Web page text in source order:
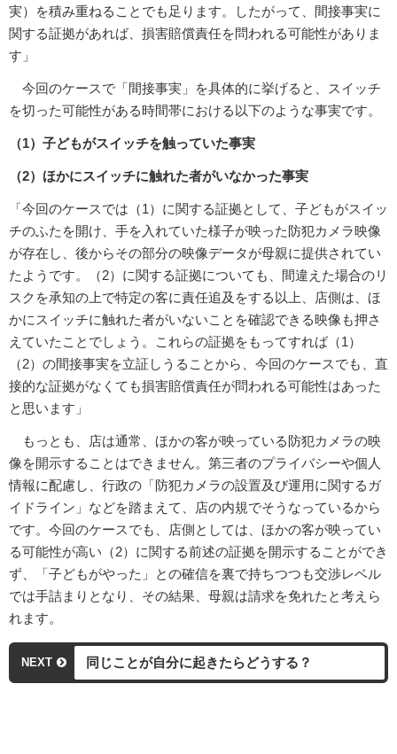
実）を積み重ねることでも足ります。したがって、間接事実に
関する証拠があれば、損害賠償責任を問われる可能性がありま
す」
今回のケースで「間接事実」を具体的に挙げると、スイッチ
を切った可能性がある時間帯における以下のような事実です。
（1）子どもがスイッチを触っていた事実
（2）ほかにスイッチに触れた者がいなかった事実
「今回のケースでは（1）に関する証拠として、子どもがスイッ
チのふたを開け、手を入れていた様子が映った防犯カメラ映像
が存在し、後からその部分の映像データが母親に提供されてい
たようです。（2）に関する証拠についても、間違えた場合のリ
スクを承知の上で特定の客に責任追及をする以上、店側は、ほ
かにスイッチに触れた者がいないことを確認できる映像も押さ
えていたことでしょう。これらの証拠をもってすれば（1）
（2）の間接事実を立証しうることから、今回のケースでも、直
接的な証拠がなくても損害賠償責任が問われる可能性はあった
と思います」
もっとも、店は通常、ほかの客が映っている防犯カメラの映
像を開示することはできません。第三者のプライバシーや個人
情報に配慮し、行政の「防犯カメラの設置及び運用に関するガ
イドライン」などを踏まえて、店の内規でそうなっているから
です。今回のケースでも、店側としては、ほかの客が映ってい
る可能性が高い（2）に関する前述の証拠を開示することができ
ず、「子どもがやった」との確信を裏で持ちつつも交渉レベル
では手詰まりとなり、その結果、母親は請求を免れたと考えら
れます。
NEXT 同じことが自分に起きたらどうする？